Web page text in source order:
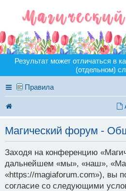
Результат может отличаться в
(отдельном)
Правила
Магический форум -
Заходя на конференцию
дальнейшем «мы», «наш»,
«https://magiaforum.com»), вы
согласие со следующими